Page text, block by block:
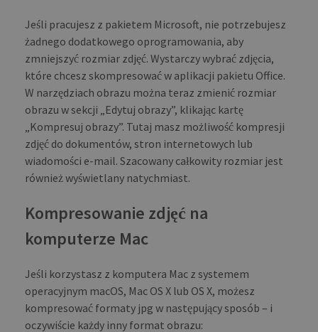
Jeśli pracujesz z pakietem Microsoft, nie potrzebujesz
żadnego dodatkowego oprogramowania, aby
zmniejszyć rozmiar zdjęć. Wystarczy wybrać zdjęcia,
które chcesz skompresować w aplikacji pakietu Office.
W narzędziach obrazu można teraz zmienić rozmiar
obrazu w sekcji „Edytuj obrazy”, klikając kartę
„Kompresuj obrazy”. Tutaj masz możliwość kompresji
zdjęć do dokumentów, stron internetowych lub
wiadomości e-mail. Szacowany całkowity rozmiar jest
również wyświetlany natychmiast.
Kompresowanie zdjęć na
komputerze Mac
Jeśli korzystasz z komputera Mac z systemem
operacyjnym macOS, Mac OS X lub OS X, możesz
kompresować formaty jpg w następujący sposób – i
oczywiście każdy inny format obrazu: